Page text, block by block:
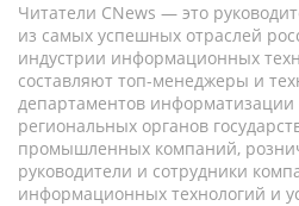
Читатели CNews — это
из самых успешных отраслей
индустрии информационных
составляют топ-менеджеры и
департаментов
региональных органов
промышленных компаний,
руководители и сотрудники
информационных технологий и